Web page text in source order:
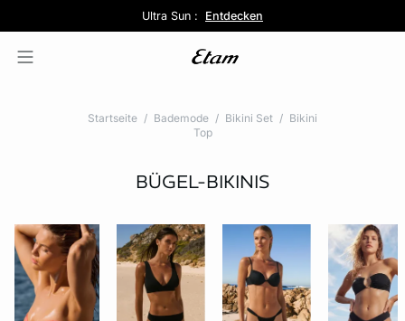
Ultra Sun : Entdecken
Pure Dentelle :Entdecken
5 Slips für 39,99€ :Jetzt profitieren
Kostenlose Lieferung ab 80€ 📦
Startseite Bademode Bikini Set
Bikini
Top
BÜGEL-BIKINIS